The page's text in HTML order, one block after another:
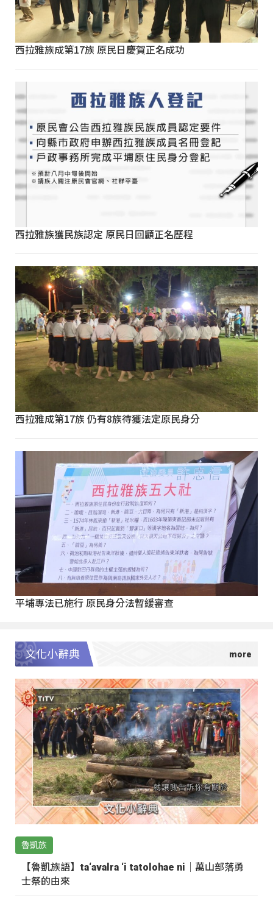
西拉雅族成第17族 原民日慶賀正名成功
西拉雅族獲民族認定 原民日回顧正名歷程
西拉雅成第17族 仍有8族待獲法定原民身分
平埔專法已施行 原民身分法暫緩審查
文化小辭典
魯凱族
【魯凱族語】ta‘avalra ‘i tatolohae ni｜萬山部落勇
士祭的由來